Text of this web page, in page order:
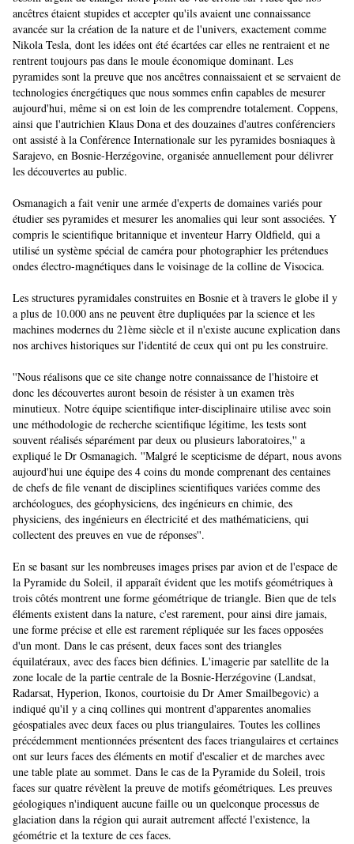
ancêtres étaient stupides et accepter qu'ils avaient une connaissance
avancée sur la création de la nature et de l'univers, exactement comme
Nikola Tesla, dont les idées ont été écartées car elles ne rentraient et ne
rentrent toujours pas dans le moule économique dominant. Les
pyramides sont la preuve que nos ancêtres connaissaient et se servaient de
technologies énergétiques que nous sommes enfin capables de mesurer
aujourd'hui, même si on est loin de les comprendre totalement. Coppens,
ainsi que l'autrichien Klaus Dona et des douzaines d'autres conférenciers
ont assisté à la Conférence Internationale sur les pyramides bosniaques à
Sarajevo, en Bosnie-Herzégovine, organisée annuellement pour délivrer
les découvertes au public.
Osmanagich a fait venir une armée d'experts de domaines variés pour
étudier ses pyramides et mesurer les anomalies qui leur sont associées. Y
compris le scientifique britannique et inventeur Harry Oldfield, qui a
utilisé un système spécial de caméra pour photographier les prétendues
ondes électro-magnétiques dans le voisinage de la colline de Visocica.
Les structures pyramidales construites en Bosnie et à travers le globe il y
a plus de 10.000 ans ne peuvent être dupliquées par la science et les
machines modernes du 21ème siècle et il n'existe aucune explication dans
nos archives historiques sur l'identité de ceux qui ont pu les construire.
''Nous réalisons que ce site change notre connaissance de l'histoire et
donc les découvertes auront besoin de résister à un examen très
minutieux. Notre équipe scientifique inter-disciplinaire utilise avec soin
une méthodologie de recherche scientifique légitime, les tests sont
souvent réalisés séparément par deux ou plusieurs laboratoires,'' a
expliqué le Dr Osmanagich. ''Malgré le scepticisme de départ, nous avons
aujourd'hui une équipe des 4 coins du monde comprenant des centaines
de chefs de file venant de disciplines scientifiques variées comme des
archéologues, des géophysiciens, des ingénieurs en chimie, des
physiciens, des ingénieurs en électricité et des mathématiciens, qui
collectent des preuves en vue de réponses''.
En se basant sur les nombreuses images prises par avion et de l'espace de
la Pyramide du Soleil, il apparaît évident que les motifs géométriques à
trois côtés montrent une forme géométrique de triangle. Bien que de tels
éléments existent dans la nature, c'est rarement, pour ainsi dire jamais,
une forme précise et elle est rarement répliquée sur les faces opposées
d'un mont. Dans le cas présent, deux faces sont des triangles
équilatéraux, avec des faces bien définies. L'imagerie par satellite de la
zone locale de la partie centrale de la Bosnie-Herzégovine (Landsat,
Radarsat, Hyperion, Ikonos, courtoisie du Dr Amer Smailbegovic) a
indiqué qu'il y a cinq collines qui montrent d'apparentes anomalies
géospatiales avec deux faces ou plus triangulaires. Toutes les collines
précédemment mentionnées présentent des faces triangulaires et certaines
ont sur leurs faces des éléments en motif d'escalier et de marches avec
une table plate au sommet. Dans le cas de la Pyramide du Soleil, trois
faces sur quatre révèlent la preuve de motifs géométriques. Les preuves
géologiques n'indiquent aucune faille ou un quelconque processus de
glaciation dans la région qui aurait autrement affecté l'existence, la
géométrie et la texture de ces faces.